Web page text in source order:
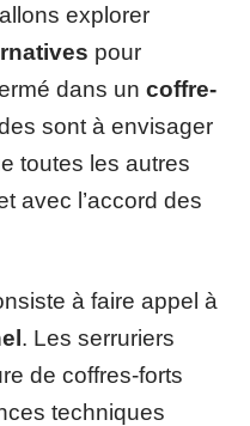
explorer
pour
dans un coffre-
sont à envisager
toutes les autres
avec l’accord des
à faire appel à
. Les serruriers
de coffres-forts
techniques